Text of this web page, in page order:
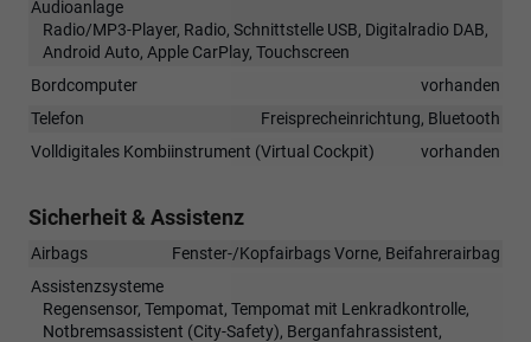
Audioanlage
Radio/MP3-Player, Radio, Schnittstelle USB, Digitalradio DAB,
Android Auto, Apple CarPlay, Touchscreen
Bordcomputer
vorhanden
Telefon
Freisprecheinrichtung, Bluetooth
Volldigitales Kombiinstrument (Virtual Cockpit)
vorhanden
Sicherheit & Assistenz
Airbags
Fenster-/Kopfairbags Vorne, Beifahrerairbag
Assistenzsysteme
Regensensor, Tempomat, Tempomat mit Lenkradkontrolle,
Notbremsassistent (City-Safety), Berganfahrassistent,